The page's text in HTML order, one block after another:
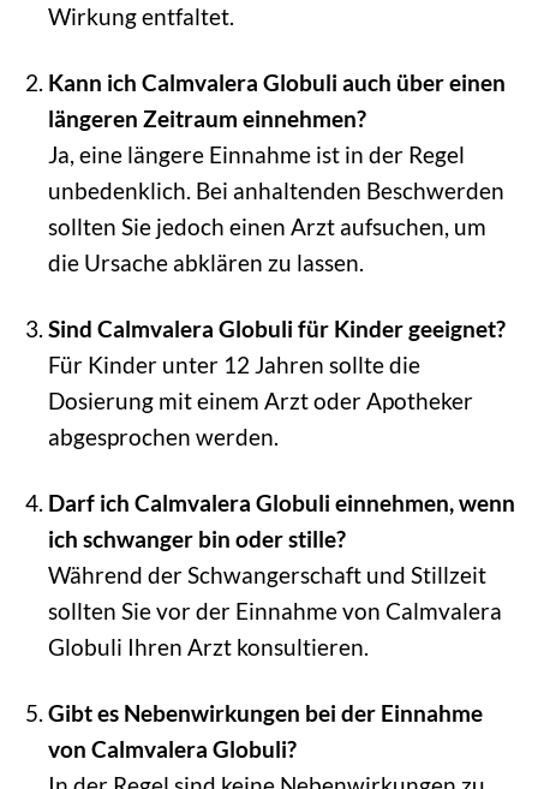
Wirkung entfaltet.
Kann ich Calmvalera Globuli auch über einen
längeren Zeitraum einnehmen?
Ja, eine längere Einnahme ist in der Regel
unbedenklich. Bei anhaltenden Beschwerden
sollten Sie jedoch einen Arzt aufsuchen, um
die Ursache abklären zu lassen.
Sind Calmvalera Globuli für Kinder geeignet?
Für Kinder unter 12 Jahren sollte die
Dosierung mit einem Arzt oder Apotheker
abgesprochen werden.
Darf ich Calmvalera Globuli einnehmen, wenn
ich schwanger bin oder stille?
Während der Schwangerschaft und Stillzeit
sollten Sie vor der Einnahme von Calmvalera
Globuli Ihren Arzt konsultieren.
Gibt es Nebenwirkungen bei der Einnahme
von Calmvalera Globuli?